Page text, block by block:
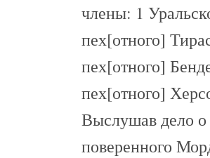
члены: 1
пех[отного]
пех[отного]
пех[отного]
Выслушав дело
поверенного